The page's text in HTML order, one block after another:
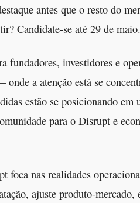
antes que o resto do
Candidate-se até 29 de maio.
fundadores, investidores e
a atenção está se
estão se posicionando
para o Disrupt e
foca nas realidades
ajuste produto-mercado,